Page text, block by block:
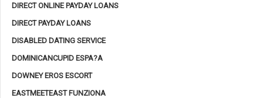
DIRECT ONLINE PAYDAY LOANS
DIRECT PAYDAY LOANS
DISABLED DATING SERVICE
DOMINICANCUPID ESPA?A
DOWNEY EROS ESCORT
EASTMEETEAST FUNZIONA